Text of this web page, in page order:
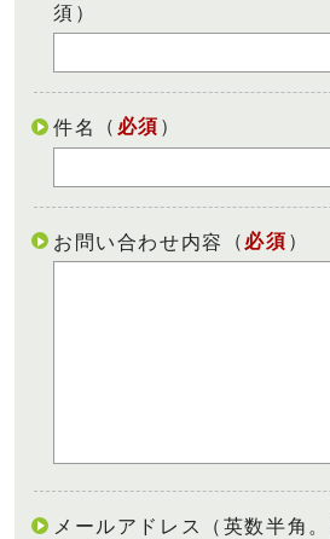
須）
件名 （ 必須 ）
お問い合わせ内容 （ 必須 ）
メールアドレス（英数半角